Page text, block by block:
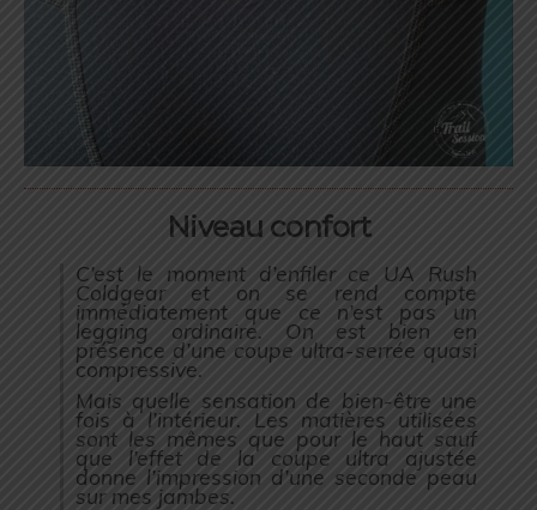
Niveau confort
C’est le moment d’enfiler ce UA Rush
Coldgear et on se rend compte
immédiatement que ce n’est pas un
legging ordinaire. On est bien en
présence d’une coupe ultra-serrée quasi
compressive.
Mais quelle sensation de bien-être une
fois à l’intérieur. Les matières utilisées
sont les mêmes que pour le haut sauf
que l’effet de la coupe ultra ajustée
donne l’impression d’une seconde peau
sur mes jambes.